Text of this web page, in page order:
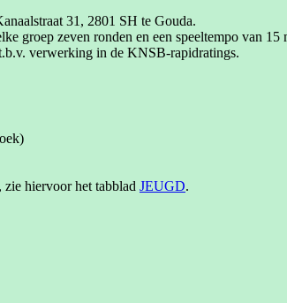
31, 2801 SH te Gouda.
groep zeven ronden en een speeltempo van
verwerking in de KNSB-rapidratings.
hiervoor het tabblad JEUGD.